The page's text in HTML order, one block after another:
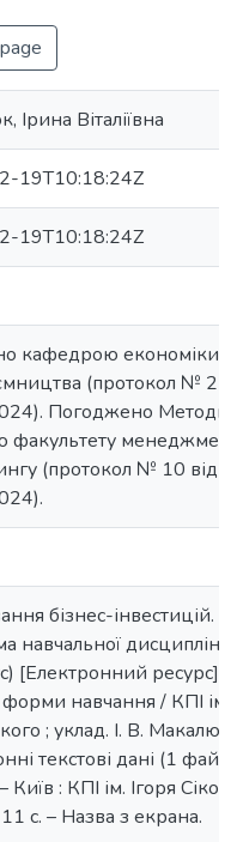
Ірина Віталіївна
19T10:18:24Z
19T10:18:24Z
кафедрою економіки і
(протокол № 22
Погоджено
факультету
(протокол № 10 від
бізнес-інвестицій.
навчальної дисципліни
[Електронний ресурс] :
форми навчання / КПІ ім.
; уклад. І. В.
текстові дані (1
Київ : КПІ ім. Ігоря
с. – Назва з екрана.